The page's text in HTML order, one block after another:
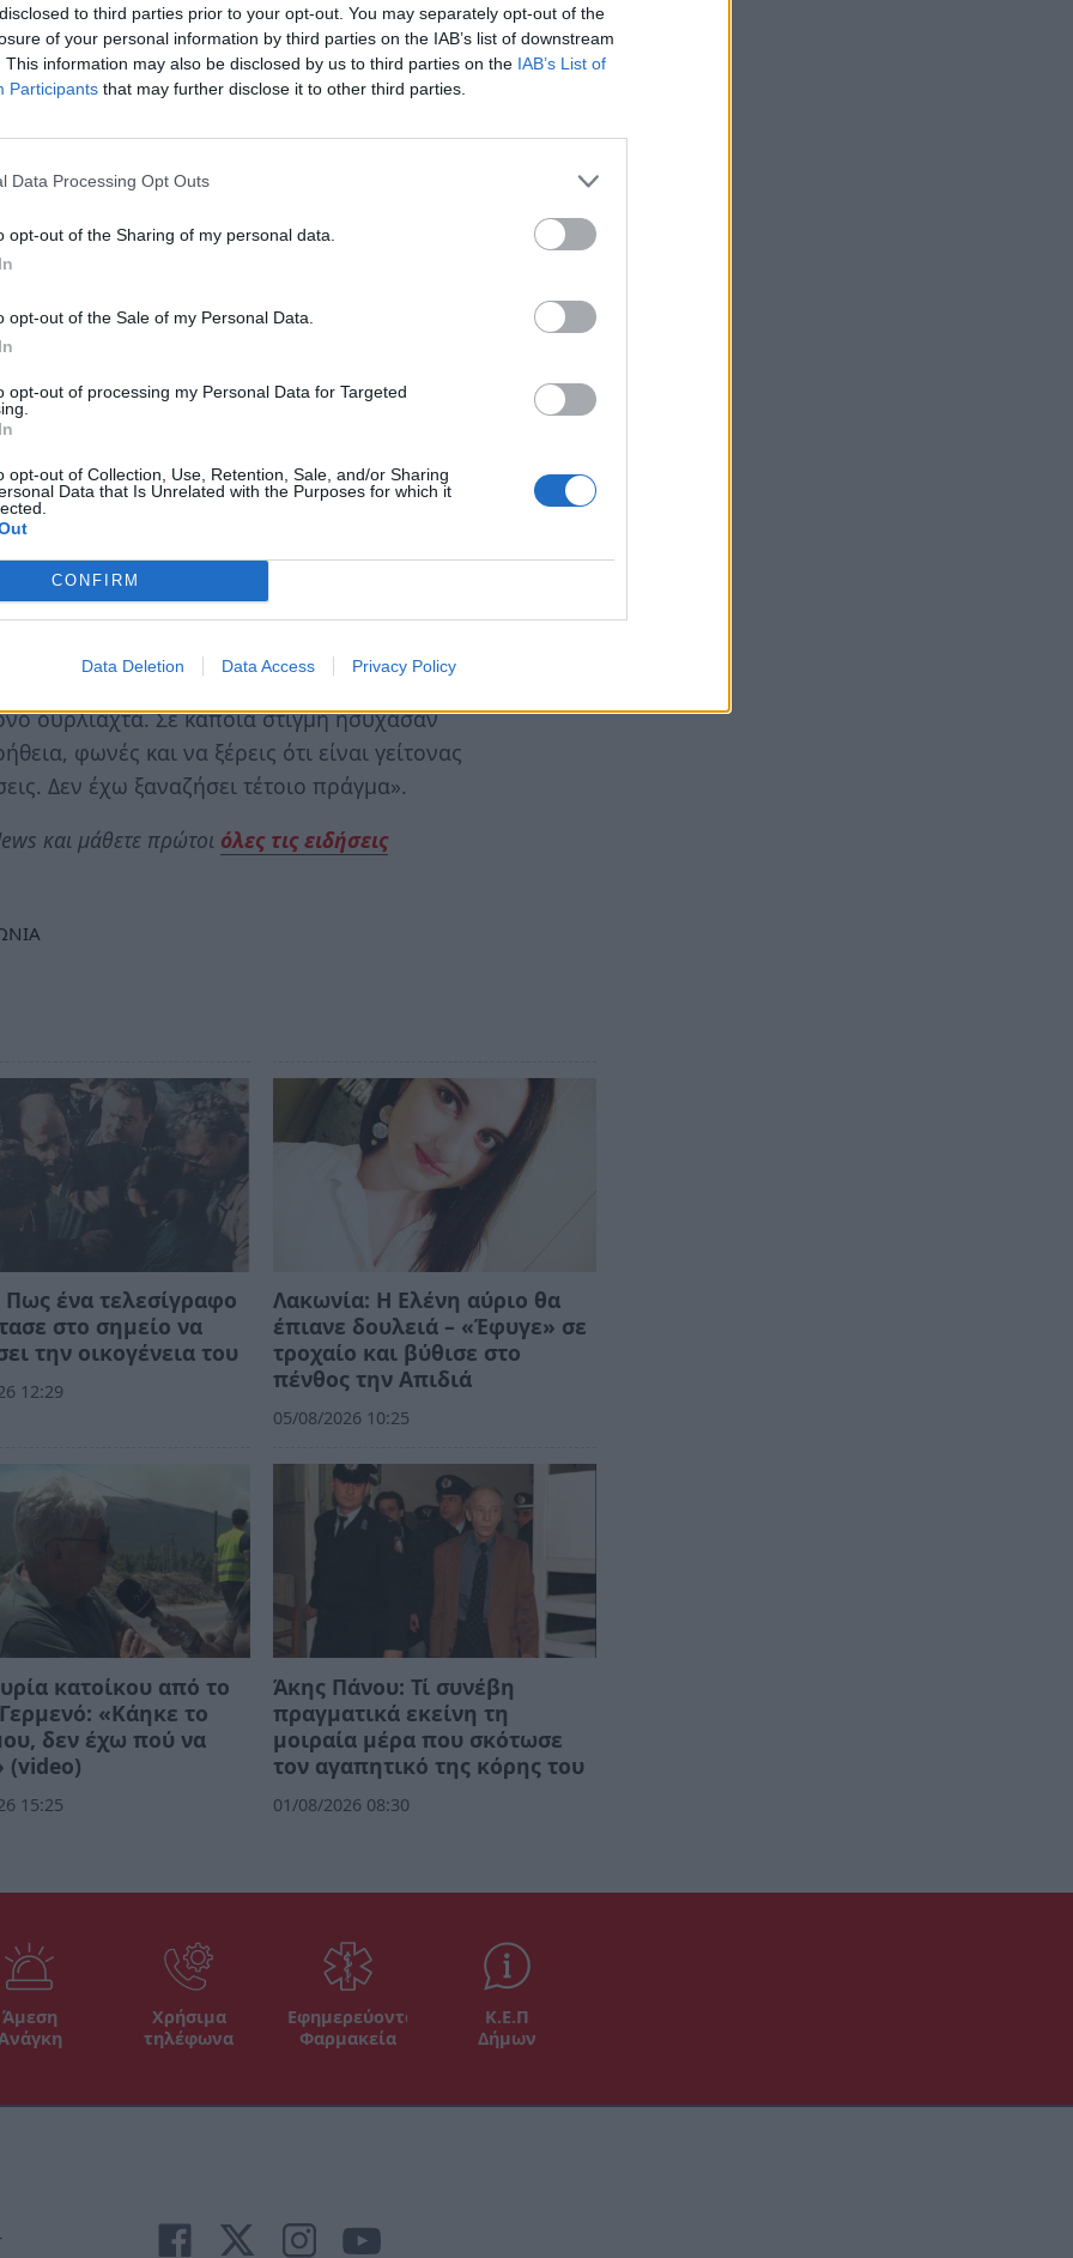
to third parties prior to your opt-out. You may separately opt-out of the
of your personal information by third parties on the IAB’s list of downstream
This information may also be disclosed by us to third parties on the IAB’s List of
Participants that may further disclose it to other third parties.
Data Processing Opt Outs
opt-out of the Sharing of my personal data.
opt-out of the Sale of my Personal Data.
opt-out of processing my Personal Data for Targeted
opt-out of Collection, Use, Retention, Sale, and/or Sharing
Data that Is Unrelated with the Purposes for which it
CONFIRM
Data Deletion Data Access Privacy Policy
οικισμός του Παλαμά από το πέρασμα της
περιοχής, με τα λόγια του να προκαλούν
και σε κάποια στιγμή 01:00 – 02:00
μια ώρα το νερό έφτασε στα δύο μέτρα»
είχαμε προειδοποιηθεί για τίποτα, δεν
ουρλιαχτά. Σε κάποια στιγμή ησύχασαν
φωνές και να ξέρεις ότι είναι γείτονας
Δεν έχω ξαναζήσει τέτοιο πράγμα».
και μάθετε πρώτοι όλες τις ειδήσεις
ένα τελεσίγραφο
στο σημείο να
την οικογένεια του
12:29
Λακωνία: Η Ελένη αύριο θα
έπιανε δουλειά – «Έφυγε» σε
τροχαίο και βύθισε στο
πένθος την Απιδιά
05/08/2026 10:25
κατοίκου από το
«Κάηκε το
δεν έχω πού να
(video)
15:25
Άκης Πάνου: Τί συνέβη
πραγματικά εκείνη τη
μοιραία μέρα που σκότωσε
τον αγαπητικό της κόρης του
01/08/2026 08:30
Άμεση
Χρήσιμα
τηλέφωνα
Εφημερεύοντα
Φαρμακεία
Κ.Ε.Π
Δήμων